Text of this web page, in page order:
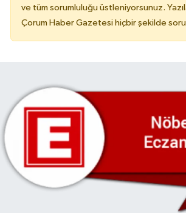
ve tüm sorumluluğu üstleniyorsunuz.
Çorum Haber Gazetesi hiçbir şekilde